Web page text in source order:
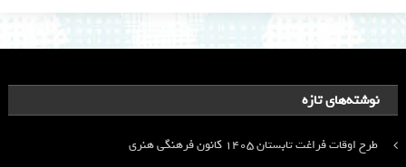
نوشته‌های تازه
طرح اوقات فراغت تابستان ۱۴۰۵ کانون فرهنگی هنری